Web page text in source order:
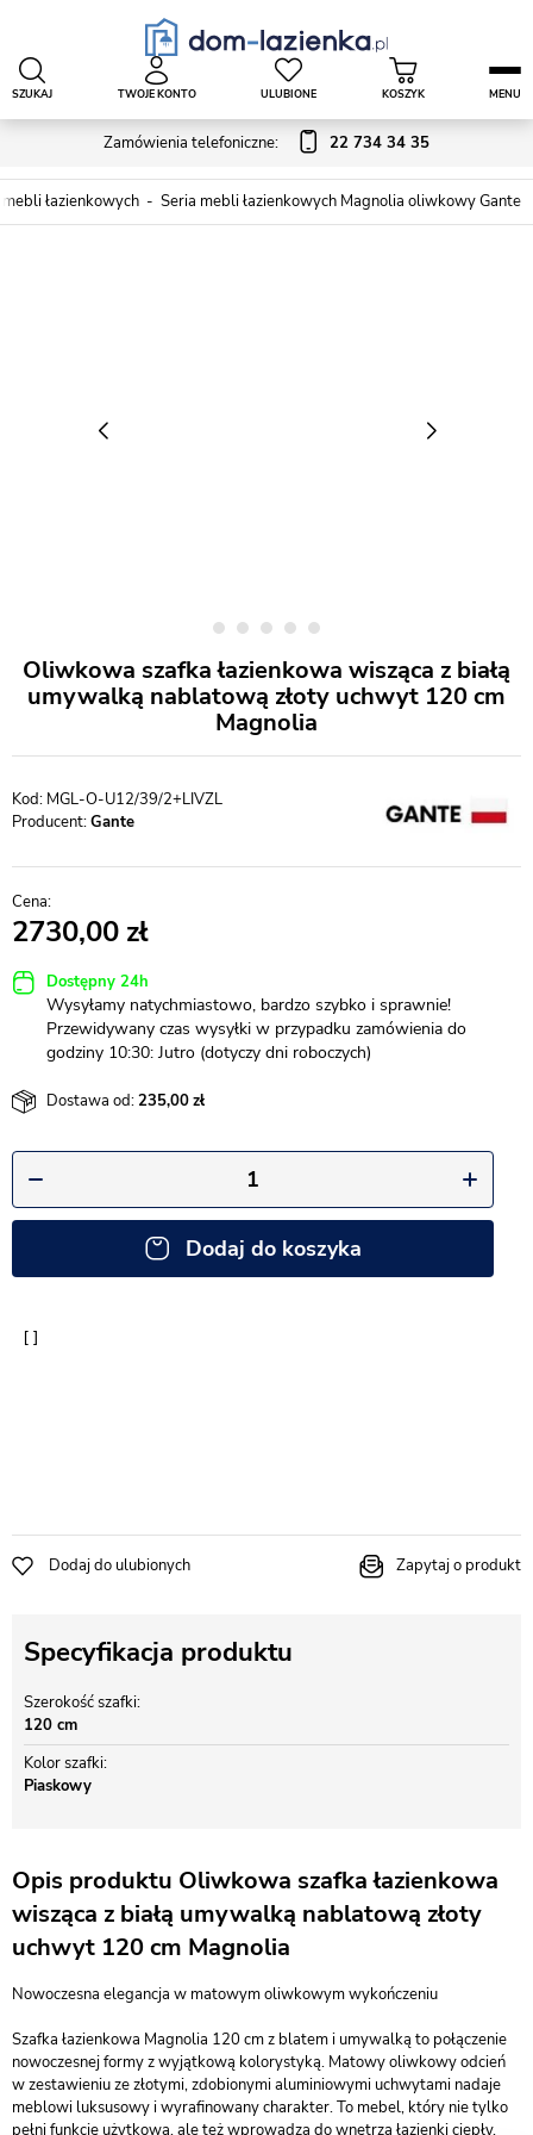
Zamówienia telefoniczne: 22 734 34 35
SZUKAJ TWOJE KONTO ULUBIONE KOSZYK MENU
łazienkowych Seria mebli łazienkowych Magnolia oliwkowy Gante
Oliwkowa szafka łazienkowa wisząca z białą
umywalką nablatową złoty uchwyt 120 cm
Magnolia
MGL-O-U12/39/2+LIVZL
Producent:Gante
2730,00
Dostępny 24h
Wysyłamy natychmiastowo, bardzo szybko i sprawnie!
Przewidywany czas wysyłki w przypadku zamówienia do
godziny 10:30: Jutro (dotyczy dni roboczych)
Dostawa od:235,00
Dodaj do koszyka
Dodaj do ulubionych Zapytaj o produkt
Specyfikacja produktu
Szerokość szafki
120 cm
Kolor szafki
Piaskowy
Opis produktu Oliwkowa szafka łazienkowa
wisząca z białą umywalką nablatową złoty
uchwyt 120 cm Magnolia
Nowoczesna elegancja w matowym oliwkowym wykończeniu
Szafka łazienkowa Magnolia 120 cm z blatem i umywalką to połączenie
nowoczesnej formy z wyjątkową kolorystyką. Matowy oliwkowy odcień
w zestawieniu ze złotymi, zdobionymi aluminiowymi uchwytami nadaje
meblowi luksusowy i wyrafinowany charakter. To mebel, który nie tylko
pełni funkcję użytkową, ale też wprowadza do wnętrza łazienki ciepły,